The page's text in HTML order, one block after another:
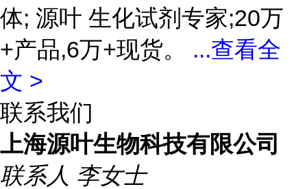
体; 源叶 生化试剂专家;20万
+产品,6万+现货。 ...查看全
文 >
联系我们
上海源叶生物科技有限公司
联系人 李女士